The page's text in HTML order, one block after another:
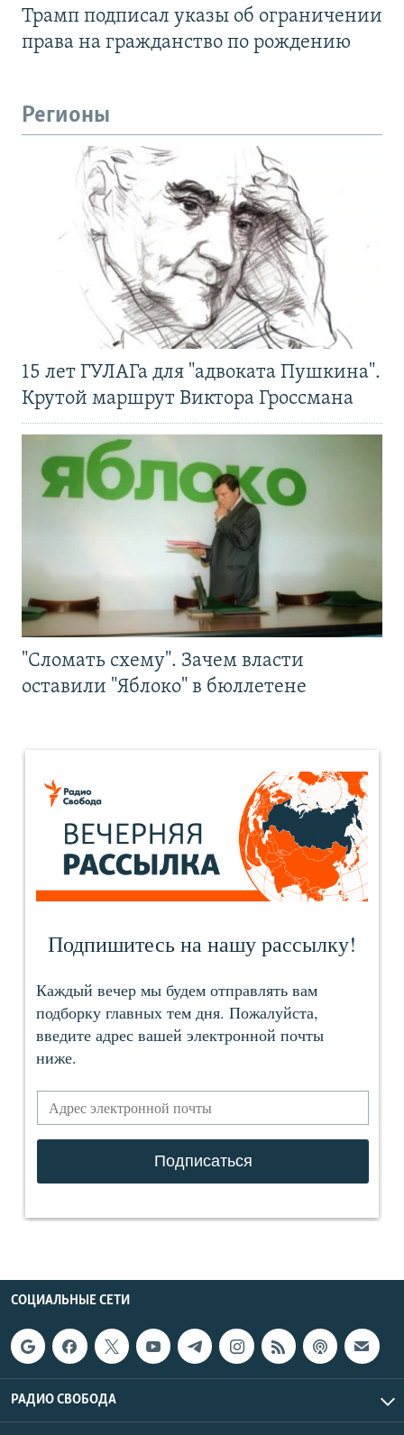
Трамп подписал указы об ограничении
права на гражданство по рождению
Регионы
15 лет ГУЛАГа для "адвоката Пушкина".
Крутой маршрут Виктора Гроссмана
"Сломать схему". Зачем власти
оставили "Яблоко" в бюллетене
СОЦИАЛЬНЫЕ СЕТИ
РАДИО СВОБОДА